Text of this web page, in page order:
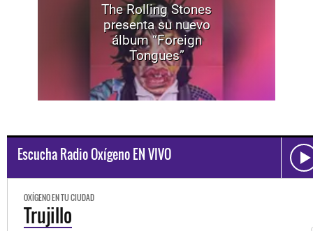
The Rolling Stones
presenta su nuevo
álbum “Foreign
Tongues”
Escucha Radio Oxígeno EN VIVO
OXÍGENO EN TU CIUDAD
Trujillo